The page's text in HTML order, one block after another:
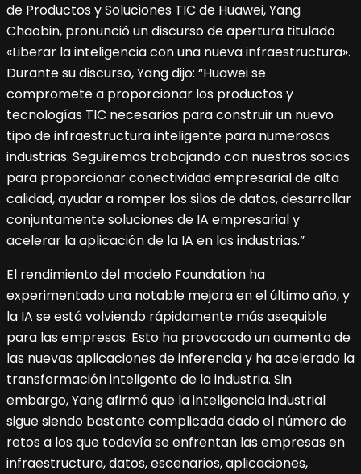
de Productos y Soluciones TIC de Huawei, Yang
Chaobin, pronunció un discurso de apertura titulado
«Liberar la inteligencia con una nueva infraestructura».
Durante su discurso, Yang dijo: “Huawei se
compromete a proporcionar los productos y
tecnologías TIC necesarios para construir un nuevo
tipo de infraestructura inteligente para numerosas
industrias. Seguiremos trabajando con nuestros socios
para proporcionar conectividad empresarial de alta
calidad, ayudar a romper los silos de datos, desarrollar
conjuntamente soluciones de IA empresarial y
acelerar la aplicación de la IA en las industrias.”
El rendimiento del modelo Foundation ha
experimentado una notable mejora en el último año, y
la IA se está volviendo rápidamente más asequible
para las empresas. Esto ha provocado un aumento de
las nuevas aplicaciones de inferencia y ha acelerado la
transformación inteligente de la industria. Sin
embargo, Yang afirmó que la inteligencia industrial
sigue siendo bastante complicada dado el número de
retos a los que todavía se enfrentan las empresas en
infraestructura, datos, escenarios, aplicaciones,